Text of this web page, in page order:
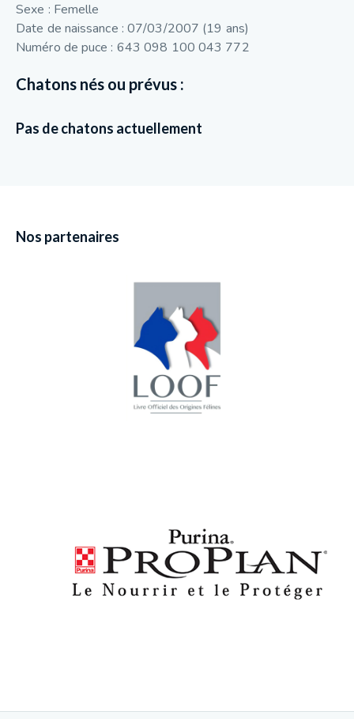
Sexe : Femelle
Date de naissance : 07/03/2007 (19 ans)
Numéro de puce : 643 098 100 043 772
Chatons nés ou prévus :
Pas de chatons actuellement
Nos partenaires